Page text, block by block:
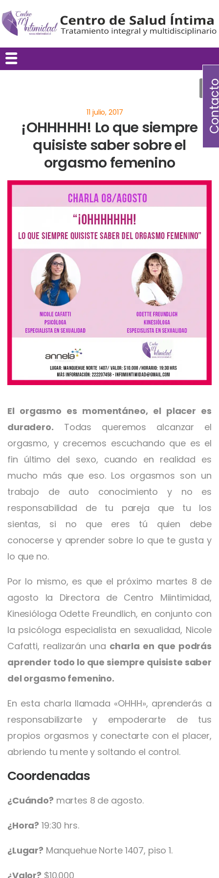
¡OHHHHH! Lo que siempre
quisiste saber sobre el
orgasmo femenino
El orgasmo es momentáneo, el placer es
duradero. Todas queremos alcanzar el
orgasmo, y crecemos escuchando que es el
fin último del sexo, cuando en realidad es
mucho más que eso. Los orgasmos son un
trabajo de auto conocimiento y no es
responsabilidad de tu pareja que tu los
sientas, si no que eres tú quien debe
conocerse y aprender sobre lo que te gusta y
lo que no.
Por lo mismo, es que el próximo martes 8 de
agosto la Directora de Centro Miintimidad,
Kinesióloga Odette Freundlich, en conjunto con
la psicóloga especialista en sexualidad, Nicole
Cafatti, realizarán una charla en que podrás
aprender todo lo que siempre quisiste saber
del orgasmo femenino.
En esta charla llamada «OHHH», aprenderás a
responsabilizarte y empoderarte de tus
propios orgasmos y conectarte con el placer,
abriendo tu mente y soltando el control.
Coordenadas
¿Cuándo? martes 8 de agosto.
¿Hora? 19:30 hrs.
¿Lugar? Manquehue Norte 1407, piso 1.
¿Valor? $10.000